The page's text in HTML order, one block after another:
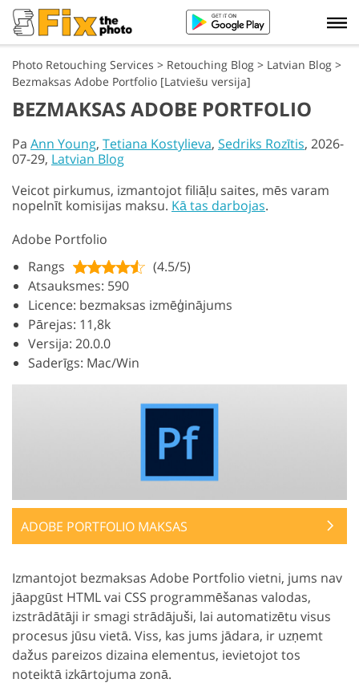
Photo Retouching Services > Retouching Blog > Latvian Blog >
Bezmaksas Adobe Portfolio [Latviešu versija]
BEZMAKSAS ADOBE PORTFOLIO
Pa Ann Young, Tetiana Kostylieva, Sedriks Rozītis, 2026-
07-29, Latvian Blog
Veicot pirkumus, izmantojot filiāļu saites, mēs varam
nopelnīt komisijas maksu. Kā tas darbojas.
Adobe Portfolio
Rangs
(4.5/5)
Atsauksmes: 590
Licence: bezmaksas izmēģinājums
Pārejas: 11,8k
Versija: 20.0.0
Saderīgs: Mac/Win
ADOBE PORTFOLIO MAKSAS
Izmantojot bezmaksas Adobe Portfolio vietni, jums nav
jāapgūst HTML vai CSS programmēšanas valodas,
izstrādātāji ir smagi strādājuši, lai automatizētu visus
procesus jūsu vietā. Viss, kas jums jādara, ir uzņemt
dažus pareizos dizaina elementus, ievietojot tos
noteiktā izkārtojuma zonā.